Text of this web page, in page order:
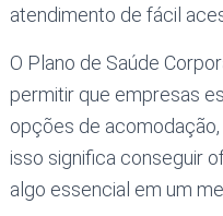
atendimento de fácil
O Plano de Saúde
permitir que empresas
opções de
isso significa conseguir
algo essencial em um